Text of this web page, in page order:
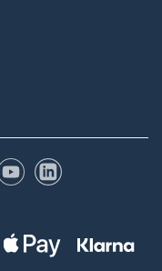
YouTubeLinkedIn